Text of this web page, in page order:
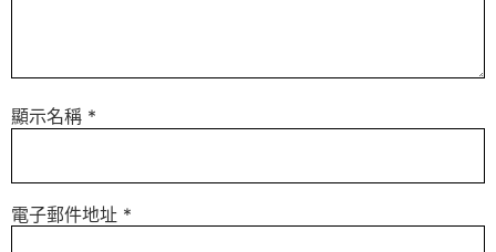
顯示名稱 *
電子郵件地址 *